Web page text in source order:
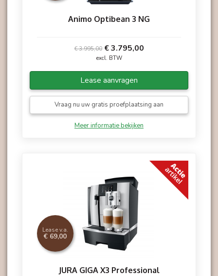
Animo Optibean 3 NG
€ 3.995,00 € 3.795,00
excl. BTW
Lease aanvragen
Vraag nu uw gratis proefplaatsing aan
Meer informatie bekijken
Lease v.a.
€ 69,00
JURA GIGA X3 Professional